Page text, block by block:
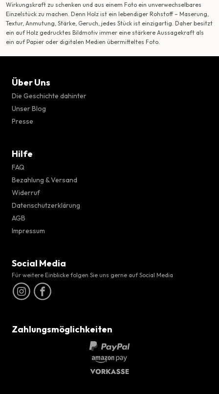
Wirkungskraft zu schenken und aus einem Foto ein unverwechselbares
Einzelstück zu machen. Denn Holz ist ein lebendiger Rohstoff – Maserung,
Textur, Anmutung, Stärke, Geruch, jedes Stück ist einzigartig. Daher besitzt
ein auf Holz gedrucktes Bildmotiv immer eine stärkere Aussagekraft als
ein auf Papier oder digitalen Medien übermitteltes Foto.
Über Uns
Die Geschichte dahinter
Unser Blog
Presse
Hilfe
FAQ
Bezahlung & Versand
Widerruf
Datenschutzerklärung
AGB
Impressum
Social Media
Für weitere Einblicke folgen Sie uns gerne auf Social Media
Zahlungsmöglichkeiten